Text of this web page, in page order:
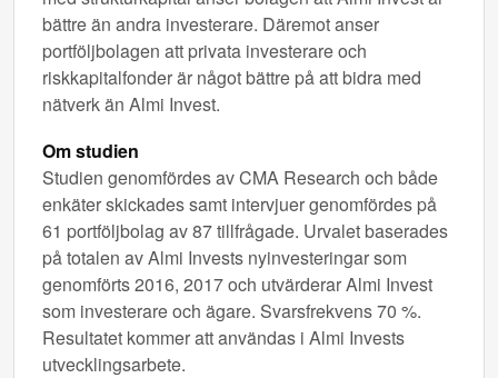
bättre än andra investerare. Däremot anser
portföljbolagen att privata investerare och
riskkapitalfonder är något bättre på att bidra med
nätverk än Almi Invest.
Om studien
Studien genomfördes av CMA Research och både
enkäter skickades samt intervjuer genomfördes på
61 portföljbolag av 87 tillfrågade. Urvalet baserades
på totalen av Almi Invests nyinvesteringar som
genomförts 2016, 2017 och utvärderar Almi Invest
som investerare och ägare. Svarsfrekvens 70 %.
Resultatet kommer att användas i Almi Invests
utvecklingsarbete.